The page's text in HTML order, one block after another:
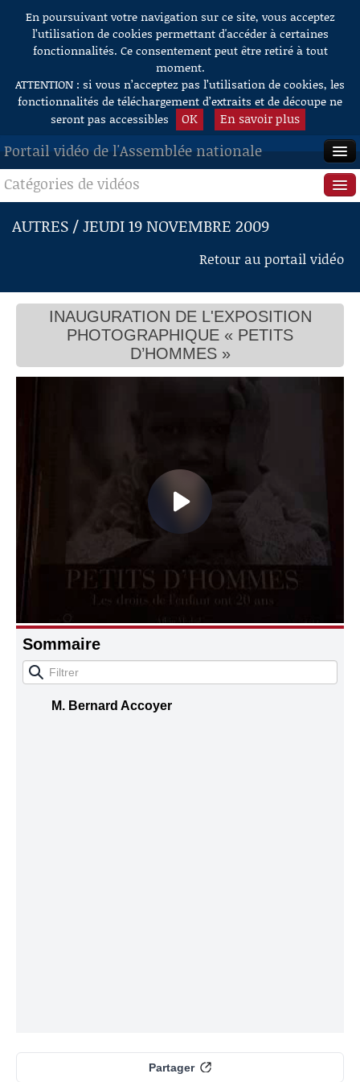
Aller au contenu
En poursuivant votre navigation sur ce site, vous acceptez
l’utilisation de cookies permettant d'accéder à certaines
fonctionnalités. Ce consentement peut être retiré à tout
moment.
ATTENTION : si vous n’acceptez pas l’utilisation de cookies, les
fonctionnalités de téléchargement d’extraits et de découpe ne
seront pas accessibles
OK En savoir plus
Portail vidéo de l'Assemblée nationale
ACCUEIL
EN DIRECT
RECHERCHE
AIDE À LA DÉCOUPE
DE VIDÉOS
Catégories de vidéos
Séance publique
Questions au Gouvernement
Commissions
Présidence
Évènements
Connaissance, Histoire
AUTRES / JEUDI 19 NOVEMBRE 2009
Retour au portail vidéo
INAUGURATION DE L'EXPOSITION
PHOTOGRAPHIQUE « PETITS
D’HOMMES »
Sommaire
M. Bernard Accoyer
Partager